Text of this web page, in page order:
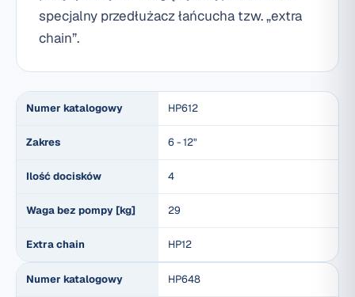
specjalny przedłużacz łańcucha tzw. „extra
chain”.
Numer katalogowy HP612
Zakres 6 - 12"
Ilość docisków 4
Waga bez pompy [kg] 29
Extra chain HP12
Numer katalogowy HP648